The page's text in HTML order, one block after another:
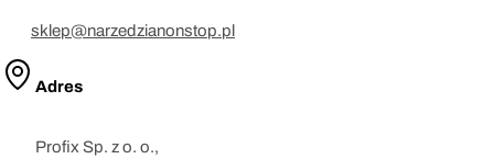
sklep@narzedzianonstop.pl
Adres
Profix Sp. z o. o.,